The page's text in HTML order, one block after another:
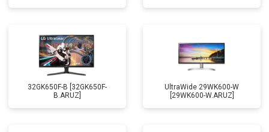
32GK650F-B [32GK650F-
B.ARUZ]
UltraWide 29WK600-W
[29WK600-W.ARUZ]